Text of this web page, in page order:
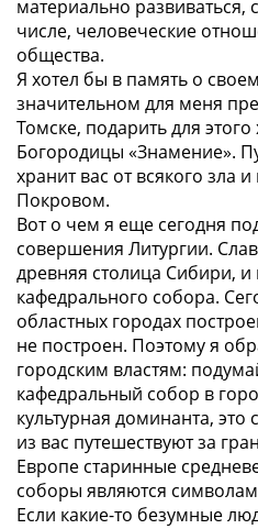
материально развиваться,
числе, человеческие
общества.
Я хотел бы в память о
значительном для меня
Томске, подарить для
Богородицы «Знамение».
хранит вас от всякого зла
Покровом.
Вот о чем я еще сегодня
совершения Литургии.
древняя столица Сибири, и
кафедрального собора.
областных городах
не построен. Поэтому я
городским властям:
кафедральный собор в
культурная доминанта,
из вас путешествуют за
Европе старинные
соборы являются
Если какие-то безумные